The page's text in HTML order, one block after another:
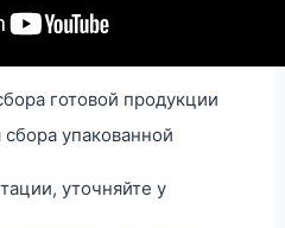
готовой продукции
упакованной
уточняйте у